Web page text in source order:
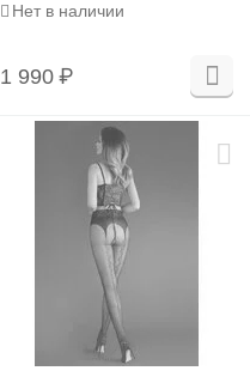
Нет в наличии
1 990 ₽